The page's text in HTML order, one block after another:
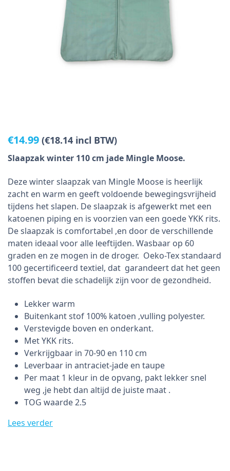
€14.99 (€18.14 incl BTW)
Slaapzak winter 110 cm jade Mingle Moose.
Deze winter slaapzak van Mingle Moose is heerlijk
zacht en warm en geeft voldoende bewegingsvrijheid
tijdens het slapen. De slaapzak is afgewerkt met een
katoenen piping en is voorzien van een goede YKK rits.
De slaapzak is comfortabel ,en door de verschillende
maten ideaal voor alle leeftijden. Wasbaar op 60
graden en ze mogen in de droger. Oeko-Tex standaard
100 gecertificeerd textiel, dat garandeert dat het geen
stoffen bevat die schadelijk zijn voor de gezondheid.
Lekker warm
Buitenkant stof 100% katoen ,vulling polyester.
Verstevigde boven en onderkant.
Met YKK rits.
Verkrijgbaar in 70-90 en 110 cm
Leverbaar in antraciet-jade en taupe
Per maat 1 kleur in de opvang, pakt lekker snel
weg ,je hebt dan altijd de juiste maat .
TOG waarde 2.5
Lees verder